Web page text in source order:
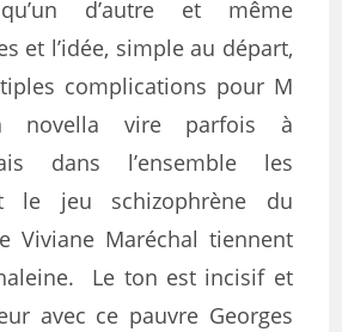
d’autre et même
et l’idée, simple au départ,
complications pour M
novella vire parfois à
dans l’ensemble les
le jeu schizophrène du
Viviane Maréchal tiennent
Le ton est incisif et
avec ce pauvre Georges